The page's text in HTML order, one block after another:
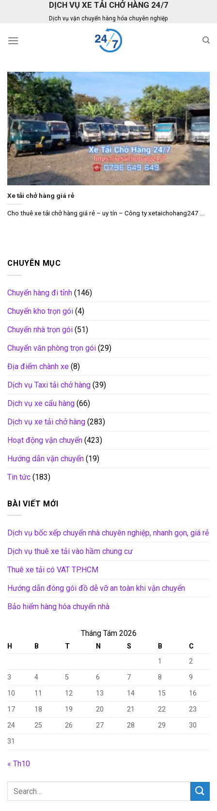
DỊCH VỤ XE TẢI CHỞ HÀNG 24/7
Dịch vụ vận chuyển hàng hóa chuyên nghiệp
Xe tải chở hàng giá rẻ
Cho thuê xe tải chở hàng giá rẻ – uy tín – Công ty xetaichohang247 ...
CHUYÊN MỤC
Chuyển hàng đi tỉnh (146)
Chuyển kho trọn gói (4)
Chuyển nhà trọn gói (51)
Chuyển văn phòng trọn gói (29)
Địa điểm chành xe (8)
Dịch vụ Taxi tải chở hàng (39)
Dịch vụ xe cẩu hàng (66)
Dịch vụ xe tải chở hàng (283)
Hoạt động vận chuyển (423)
Hướng dẫn vận chuyển (19)
Tin tức (183)
BÀI VIẾT MỚI
Dịch vụ bốc xếp chuyển nhà chuyên nghiệp, nhanh gọn, giá rẻ
Dịch vụ thuê xe tải vào hầm chung cư
Thuê xe tải có VAT TP.HCM
Hướng dẫn đóng gói đồ dễ vỡ an toàn khi vận chuyển
Bảo hiểm hàng hóa chuyển nhà
Tháng Tám 2026
H B T N S B
C
1
2
3
4 5 6 7 8
9
10
11 12 13 14 15
16
17
18 19 20 21 22
23
24
25 26 27 28 29
30
31
« Th10